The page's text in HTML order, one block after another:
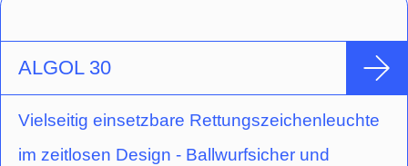
ALGOL 30
Vielseitig einsetzbare Rettungszeichenleuchte
im zeitlosen Design - Ballwurfsicher und